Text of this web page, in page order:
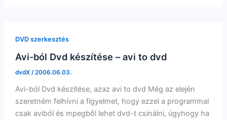
DVD szerkesztés
Avi-ból Dvd készítése – avi to dvd
dvdX /2006.06.03.
Avi-ból Dvd készítése, azaz avi to dvd Még az elején
szeretném felhívni a figyelmet, hogy ezzel a programmal
csak aviból és mpegből lehet dvd-t csinálni, úgyhogy ha